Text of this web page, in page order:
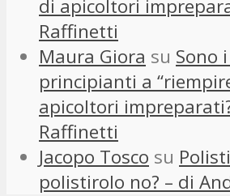
di apicoltori
Raffinetti
Maura Giora su Sono
principianti a
apicoltori
Raffinetti
Jacopo Tosco su
polistirolo no? – di